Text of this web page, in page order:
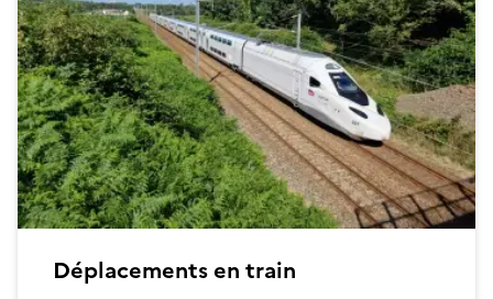
Déplacements en train